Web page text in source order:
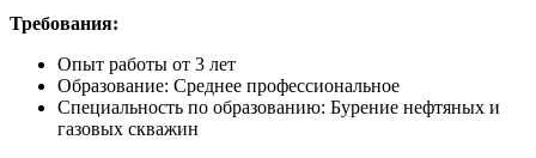
Требования:
Опыт работы от 3 лет
Образование: Среднее профессиональное
Специальность по образованию: Бурение нефтяных и
газовых скважин